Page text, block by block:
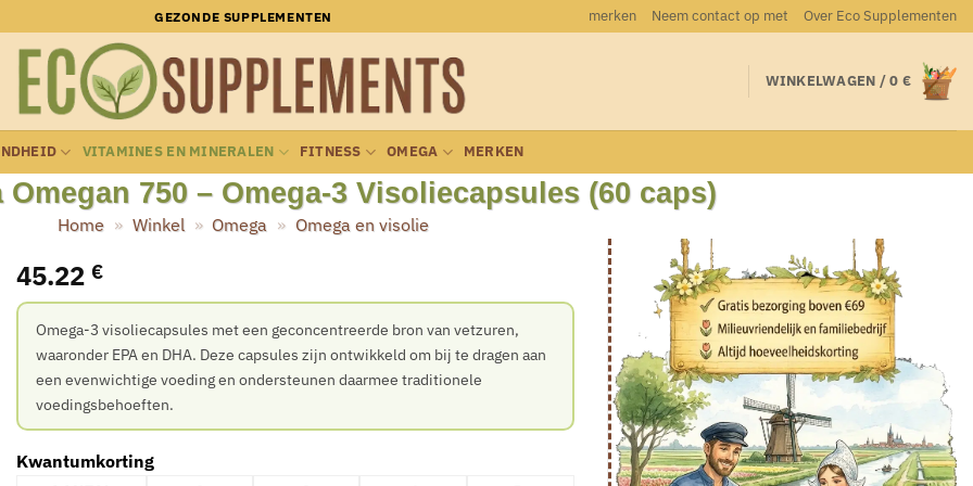
GEZONDE SUPPLEMENTEN merken Neem contact op met Over Eco Supplementen
WINKELWAGEN /0 €
VITAMINES EN MINERALEN FITNESS OMEGA MERKEN
750 – Omega-3 Visoliecapsules (60 caps)
Home » Winkel » Omega » Omega en visolie
45.22 €
Omega-3 visoliecapsules met een geconcentreerde bron van vetzuren,
waaronder EPA en DHA. Deze capsules zijn ontwikkeld om bij te dragen aan
een evenwichtige voeding en ondersteunen daarmee traditionele
voedingsbehoeften.
Kwantumkorting